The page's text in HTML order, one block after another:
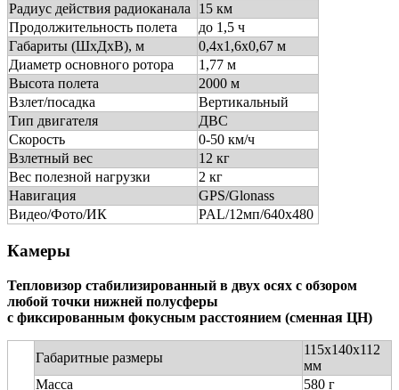
Радиус действия радиоканала
15 км
Продолжительность полета
до 1,5 ч
Габариты (ШхДхВ), м
0,4x1,6x0,67 м
Диаметр основного ротора
1,77 м
Высота полета
2000 м
Взлет/посадка
Вертикальный
Тип двигателя
ДВС
Скорость
0-50 км/ч
Взлетный вес
12 кг
Вес полезной нагрузки
2 кг
Навигация
GPS/Glonass
Видео/Фото/ИК
PAL/12мп/640х480
Камеры
Тепловизор стабилизированный в двух осях с обзором
любой точки нижней полусферы
с фиксированным фокусным расстоянием (сменная ЦН)
Габаритные размеры
115х140х112
мм
Масса
580 г